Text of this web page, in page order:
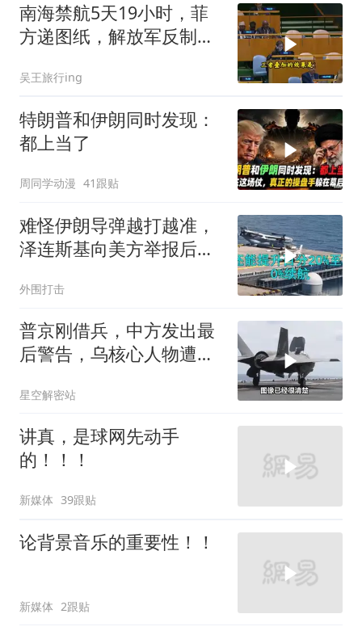
南海禁航5天19小时，菲
方递图纸，解放军反制组
吴王旅行ing
特朗普和伊朗同时发现：
都上当了
周同学动漫 41跟贴
难怪伊朗导弹越打越准，
泽连斯基向美方举报后，
外围打击
普京刚借兵，中方发出最
后警告，乌核心人物遭斩
星空解密站
讲真，是球网先动手
的！！！
新媒体 39跟贴
论背景音乐的重要性！！
新媒体 2跟贴